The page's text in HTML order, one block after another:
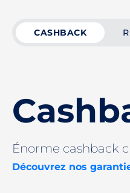
CASHBACK
Énorme cashback
Découvrez nos